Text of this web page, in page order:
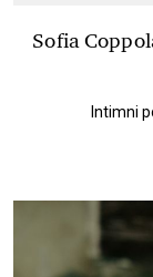
Sofia
Intimni